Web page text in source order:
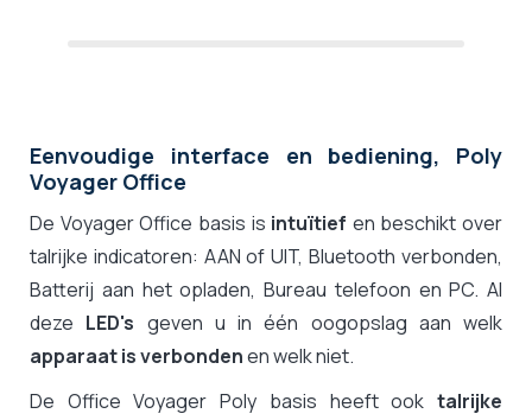
Eenvoudige interface en bediening, Poly
Voyager Office
De Voyager Office basis is intuïtief en beschikt over
talrijke indicatoren: AAN of UIT, Bluetooth verbonden,
Batterij aan het opladen, Bureau telefoon en PC. Al
deze LED's geven u in één oogopslag aan welk
apparaat is verbondenen welk niet.
De Office Voyager Poly basis heeft ook talrijke